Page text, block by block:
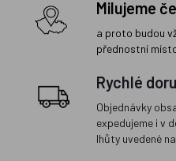
Milujeme
a proto budou
přednostní
Rychlé
Objednávky
expedujeme i v
lhůty uvedené